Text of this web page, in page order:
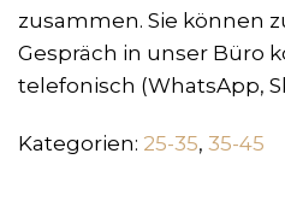
zusammen. Sie können
Gespräch in unser Büro
telefonisch (WhatsApp,
Kategorien: 25-35, 35-45